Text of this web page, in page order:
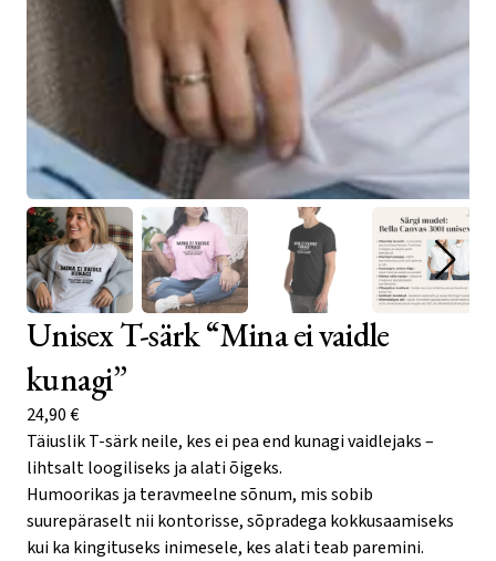
Unisex T-särk “Mina ei vaidle
kunagi”
24,90€
Täiuslik T-särk neile, kes ei pea end kunagi vaidlejaks –
lihtsalt loogiliseks ja alati õigeks.
Humoorikas ja teravmeelne sõnum, mis sobib
suurepäraselt nii kontorisse, sõpradega kokkusaamiseks
kui ka kingituseks inimesele, kes alati teab paremini.